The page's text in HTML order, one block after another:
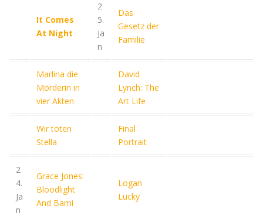
It Comes
At Night
2
5.
Ja
n
Das
Gesetz der
Familie
Marlina die
Mörderin in
vier Akten
David
Lynch: The
Art Life
Wir töten
Stella
Final
Portrait
2
4.
Ja
n
Grace Jones:
Bloodlight
And Bami
Logan
Lucky